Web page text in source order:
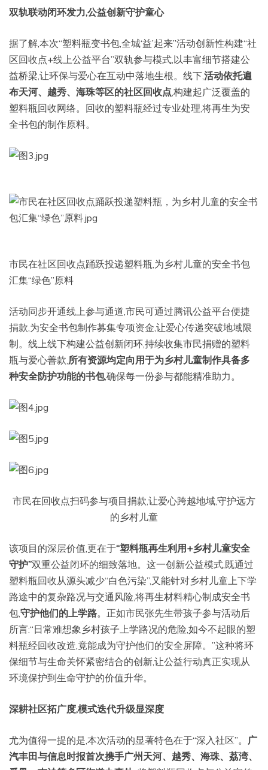
双轨联动闭环发力,公益创新守护童心
据了解,本次“塑料瓶变书包,全城‘益’起来”活动创新性构建“社
区回收点+线上公益平台”双轨参与模式,以丰富细节搭建公
益桥梁,让环保与爱心在互动中落地生根。线下,活动依托遍
布天河、越秀、海珠等区的社区回收点,构建起广泛覆盖的
塑料瓶回收网络。回收的塑料瓶经过专业处理,将再生为安
全书包的制作原料。
市民在社区回收点踊跃投递塑料瓶,为乡村儿童的安全书包
汇集“绿色”原料
活动同步开通线上参与通道,市民可通过腾讯公益平台便捷
捐款,为安全书包制作募集专项资金,让爱心传递突破地域限
制。线上线下构建公益创新闭环,持续收集市民捐赠的塑料
瓶与爱心善款,所有资源均定向用于为乡村儿童制作具备多
种安全防护功能的书包,确保每一份参与都能精准助力。
市民在回收点扫码参与项目捐款,让爱心跨越地域,守护远方
的乡村儿童
该项目的深层价值,更在于“塑料瓶再生利用+乡村儿童安全
守护”双重公益闭环的细致落地。这一创新公益模式,既通过
塑料瓶回收从源头减少“白色污染”,又能针对乡村儿童上下学
路途中的复杂路况与交通风险,将再生材料精心制成安全书
包,守护他们的上学路。正如市民张先生带孩子参与活动后
所言:“日常难想象乡村孩子上学路况的危险,如今不起眼的塑
料瓶经回收改造,竟能成为守护他们的安全屏障。”这种将环
保细节与生命关怀紧密结合的创新,让公益行动真正实现从
环境保护到生命守护的价值升华。
深耕社区拓广度,模式迭代升级显深度
尤为值得一提的是,本次活动的显著特色在于“深入社区”。 广
汽丰田与信息时报首次携手广州天河、越秀、海珠、荔湾、